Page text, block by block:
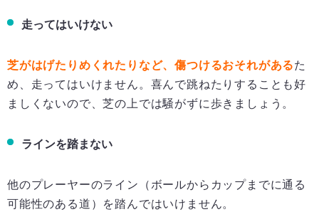
走ってはいけない
芝がはげたりめくれたりなど、傷つけるおそれがあるた
め、走ってはいけません。喜んで跳ねたりすることも好
ましくないので、芝の上では騒がずに歩きましょう。
ラインを踏まない
他のプレーヤーのライン（ボールからカップまでに通る
可能性のある道）を踏んではいけません。